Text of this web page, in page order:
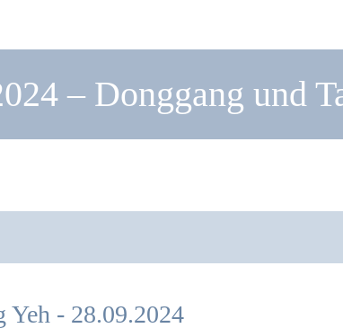
– Donggang und
Yeh - 28.09.2024